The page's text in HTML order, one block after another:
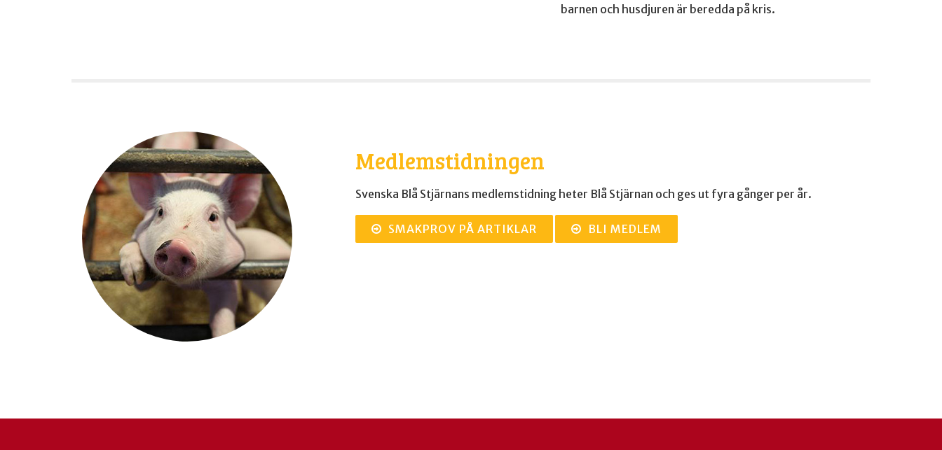
barnen och husdjuren är beredda på kris.
Medlemstidningen
Svenska Blå Stjärnans medlemstidning heter Blå Stjärnan och ges ut fyra gånger per år.
SMAKPROV PÅ ARTIKLAR BLI MEDLEM